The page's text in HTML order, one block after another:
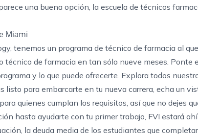
una buena opción, la escuela de técnicos
Miami
tenemos un programa de técnico de farmacia al
técnico de farmacia en tan sólo nueve meses. Ponte
y lo que puede ofrecerte. Explora todos
listo para embarcarte en tu nueva carrera, echa un
para quienes cumplan los requisitos, así que no dejes
hasta ayudarte con tu primer trabajo, FVI estará
la deuda media de los estudiantes que